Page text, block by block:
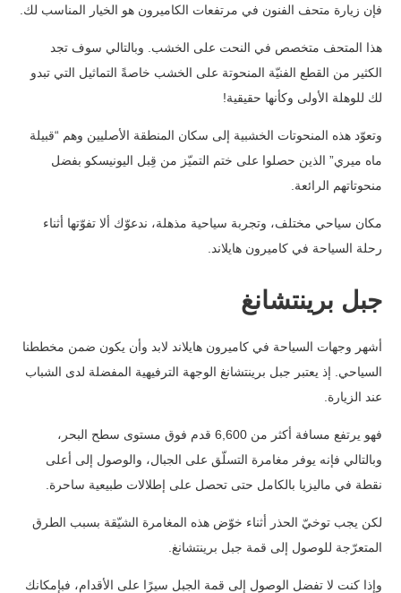
فإن زيارة متحف الفنون في مرتفعات الكاميرون هو الخيار المناسب لك.
هذا المتحف متخصص في النحت على الخشب. وبالتالي سوف تجد
الكثير من القطع الفنيّة المنحوتة على الخشب خاصةً التماثيل التي تبدو
لك للوهلة الأولى وكأنها حقيقية!
وتعوّد هذه المنحوتات الخشبية إلى سكان المنطقة الأصليين وهم “قبيلة
ماه ميري” الذين حصلوا على ختم التميّز من قِبل اليونيسكو بفضل
منحوتاتهم الرائعة.
مكان سياحي مختلف، وتجربة سياحية مذهلة، ندعوّك ألا تفوّتها أثناء
رحلة السياحة في كاميرون هايلاند.
جبل برينتشانغ
أشهر وجهات السياحة في كاميرون هايلاند لابد وأن يكون ضمن مخططنا
السياحي. إذ يعتبر جبل برينتشانغ الوجهة الترفيهية المفضلة لدى الشباب
عند الزيارة.
فهو يرتفع مسافة أكثر من 6,600 قدم فوق مستوى سطح البحر،
وبالتالي فإنه يوفر مغامرة التسلّق على الجبال، والوصول إلى أعلى
نقطة في ماليزيا بالكامل حتى تحصل على إطلالات طبيعية ساحرة.
لكن يجب توخيّ الحذر أثناء خوّض هذه المغامرة الشيّقة بسبب الطرق
المتعرّجة للوصول إلى قمة جبل برينتشانغ.
وإذا كنت لا تفضل الوصول إلى قمة الجبل سيرًا على الأقدام، فبإمكانك